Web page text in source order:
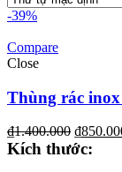
-39%
Compare
Close
Thùng rác
₫1.400.000 ₫
Kích thước: